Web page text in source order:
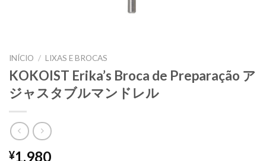
INÍCIO / LIXAS E BROCAS
KOKOIST Erika’s Broca de Preparação ア
ジャスタブルマンドレル
¥1,980